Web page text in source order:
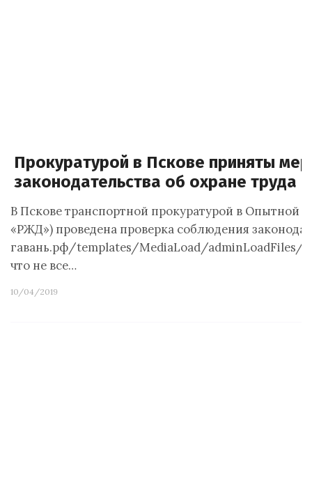
Прокуратурой в Пскове приняты
законодательства об охране труда
В Пскове транспортной прокуратурой в
«РЖД») проведена проверка соблюдения
гавань.рф/templates/MediaLoad/adminLoadFiles/
что не все…
10/04/2019